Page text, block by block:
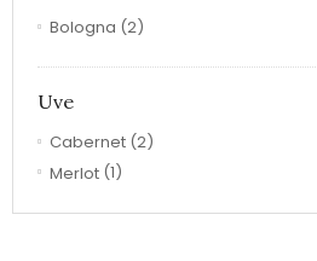
Bologna (2)
Uve
Cabernet (2)
Merlot (1)